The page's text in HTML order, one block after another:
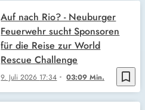
bookmark_border
9. Juli 2026 17:34 03:09 Min.
Auf nach Rio? - Neuburger
Feuerwehr sucht Sponsoren
für die Reise zur World
Rescue Challenge